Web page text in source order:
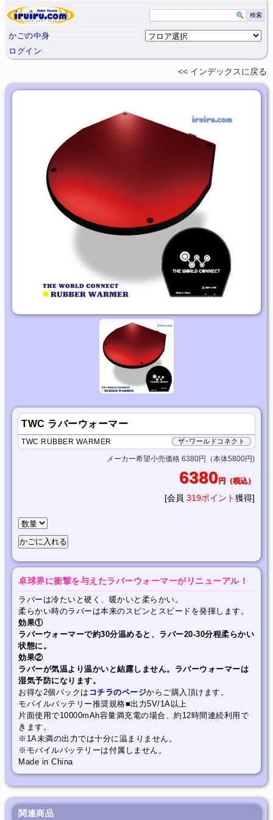
かごの中身
ログイン
インデックスに 戻る
TWC ラバーウォーマー
ザ･ワールドコネクト
TWC RUBBER WARMER
メーカー希望小売価格 6380円（本体5800円)
6380円（税込）
[会員 319ポイント獲得]
卓球界に衝撃を与えたラバーウォーマーがリニューアル！
ラバーは冷たいと硬く、暖かいと柔らかい。
柔らかい時のラバーは本来のスピンとスピードを発揮します。
効果①
ラバーウォーマーで約30分温めると、ラバー20-30分程柔らかい
状態に。
効果②
ラバーが気温より温かいと結露しません。ラバーウォーマーは
湿気予防になります。
お得な2個パックは コチラのページからご購入頂けます。
モバイルバッテリー推奨規格■出力5V/1A以上
片面使用で10000mAh容量満充電の場合、約12時間連続利用で
きます。
※1A未満の出力では十分に温まりません。
※モバイルバッテリーは付属しません。
Made in China
関連商品